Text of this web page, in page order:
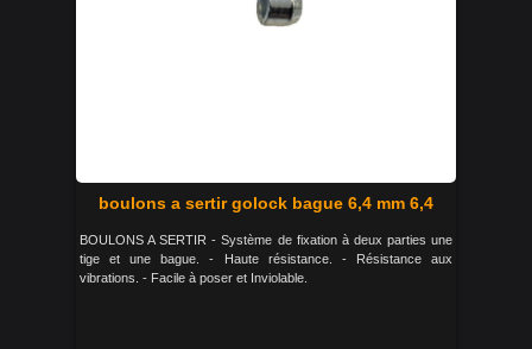
boulons a sertir golock bague 6,4 mm 6,4
BOULONS A SERTIR - Système de fixation à deux parties une
tige et une bague. - Haute résistance. - Résistance aux
vibrations. - Facile à poser et Inviolable.